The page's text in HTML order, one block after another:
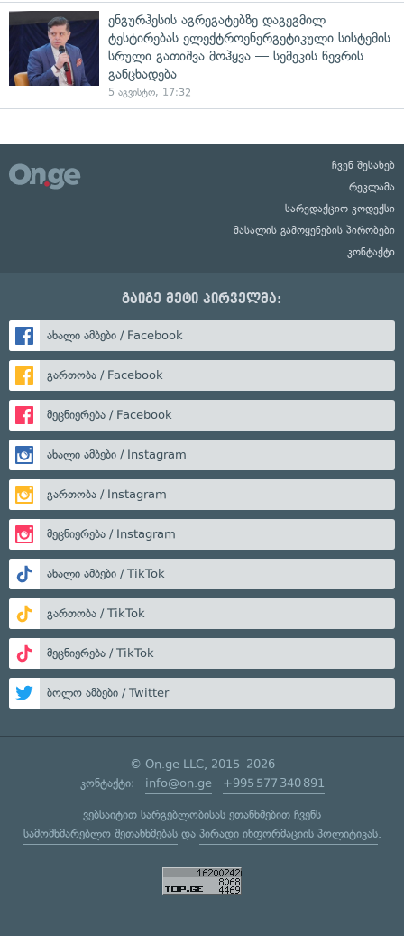
ენგურჰესის აგრეგატებზე დაგეგმილ
ტესტირებას ელექტროენერგეტიკული სისტემის
სრული გათიშვა მოჰყვა — სემეკის წევრის
განცხადება
5 აგვისტო, 17:32
ჩვენ შესახებ
რეკლამა
სარედაქციო კოდექსი
მასალის გამოყენების პირობები
კონტაქტი
გაიგე მეტი პირველმა:
ახალი ამბები / Facebook
გართობა / Facebook
მეცნიერება / Facebook
ახალი ამბები / Instagram
გართობა / Instagram
მეცნიერება / Instagram
ახალი ამბები / TikTok
გართობა / TikTok
მეცნიერება / TikTok
ბოლო ამბები / Twitter
© On.ge LLC, 2015–2026
კონტაქტი: info@on.ge +995 577 340 891
ვებსაიტით სარგებლობისას ეთანხმებით ჩვენს
სამომხმარებლო შეთანხმებასდა პირადი ინფორმაციის პოლიტიკას.